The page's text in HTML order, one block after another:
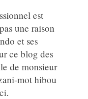
est
une raison
et ses
ce blog des
de monsieur
mot hibou